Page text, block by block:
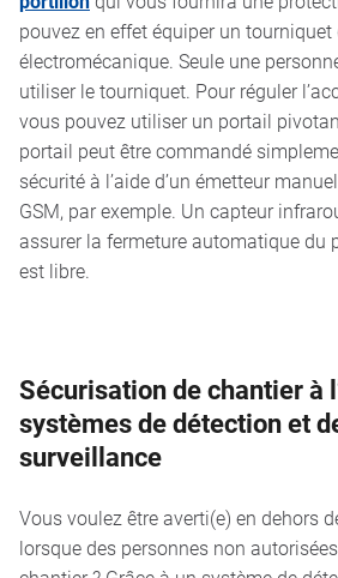
pouvez en effet équiper un tourniquet
électromécanique. Seule une
utiliser le tourniquet. Pour réguler
vous pouvez utiliser un portail
portail peut être commandé
sécurité à l’aide d’un émetteur
GSM, par exemple. Un capteur
assurer la fermeture automatique du
est libre.
Sécurisation de chantier à
systèmes de détection et
surveillance
Vous voulez être averti(e) en dehors
lorsque des personnes non